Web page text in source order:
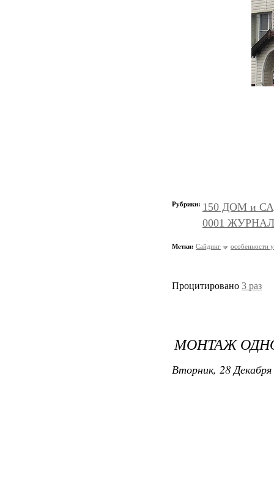
Рубрики: 150 ДОМ и
0001
Метки: Сайдинг особенности
Процитировано 3 раз
МОНТАЖ
Вторник, 28